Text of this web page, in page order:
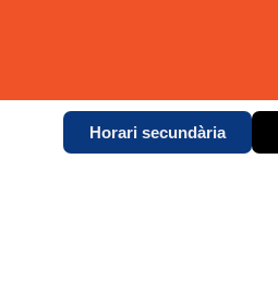
Horari secundària